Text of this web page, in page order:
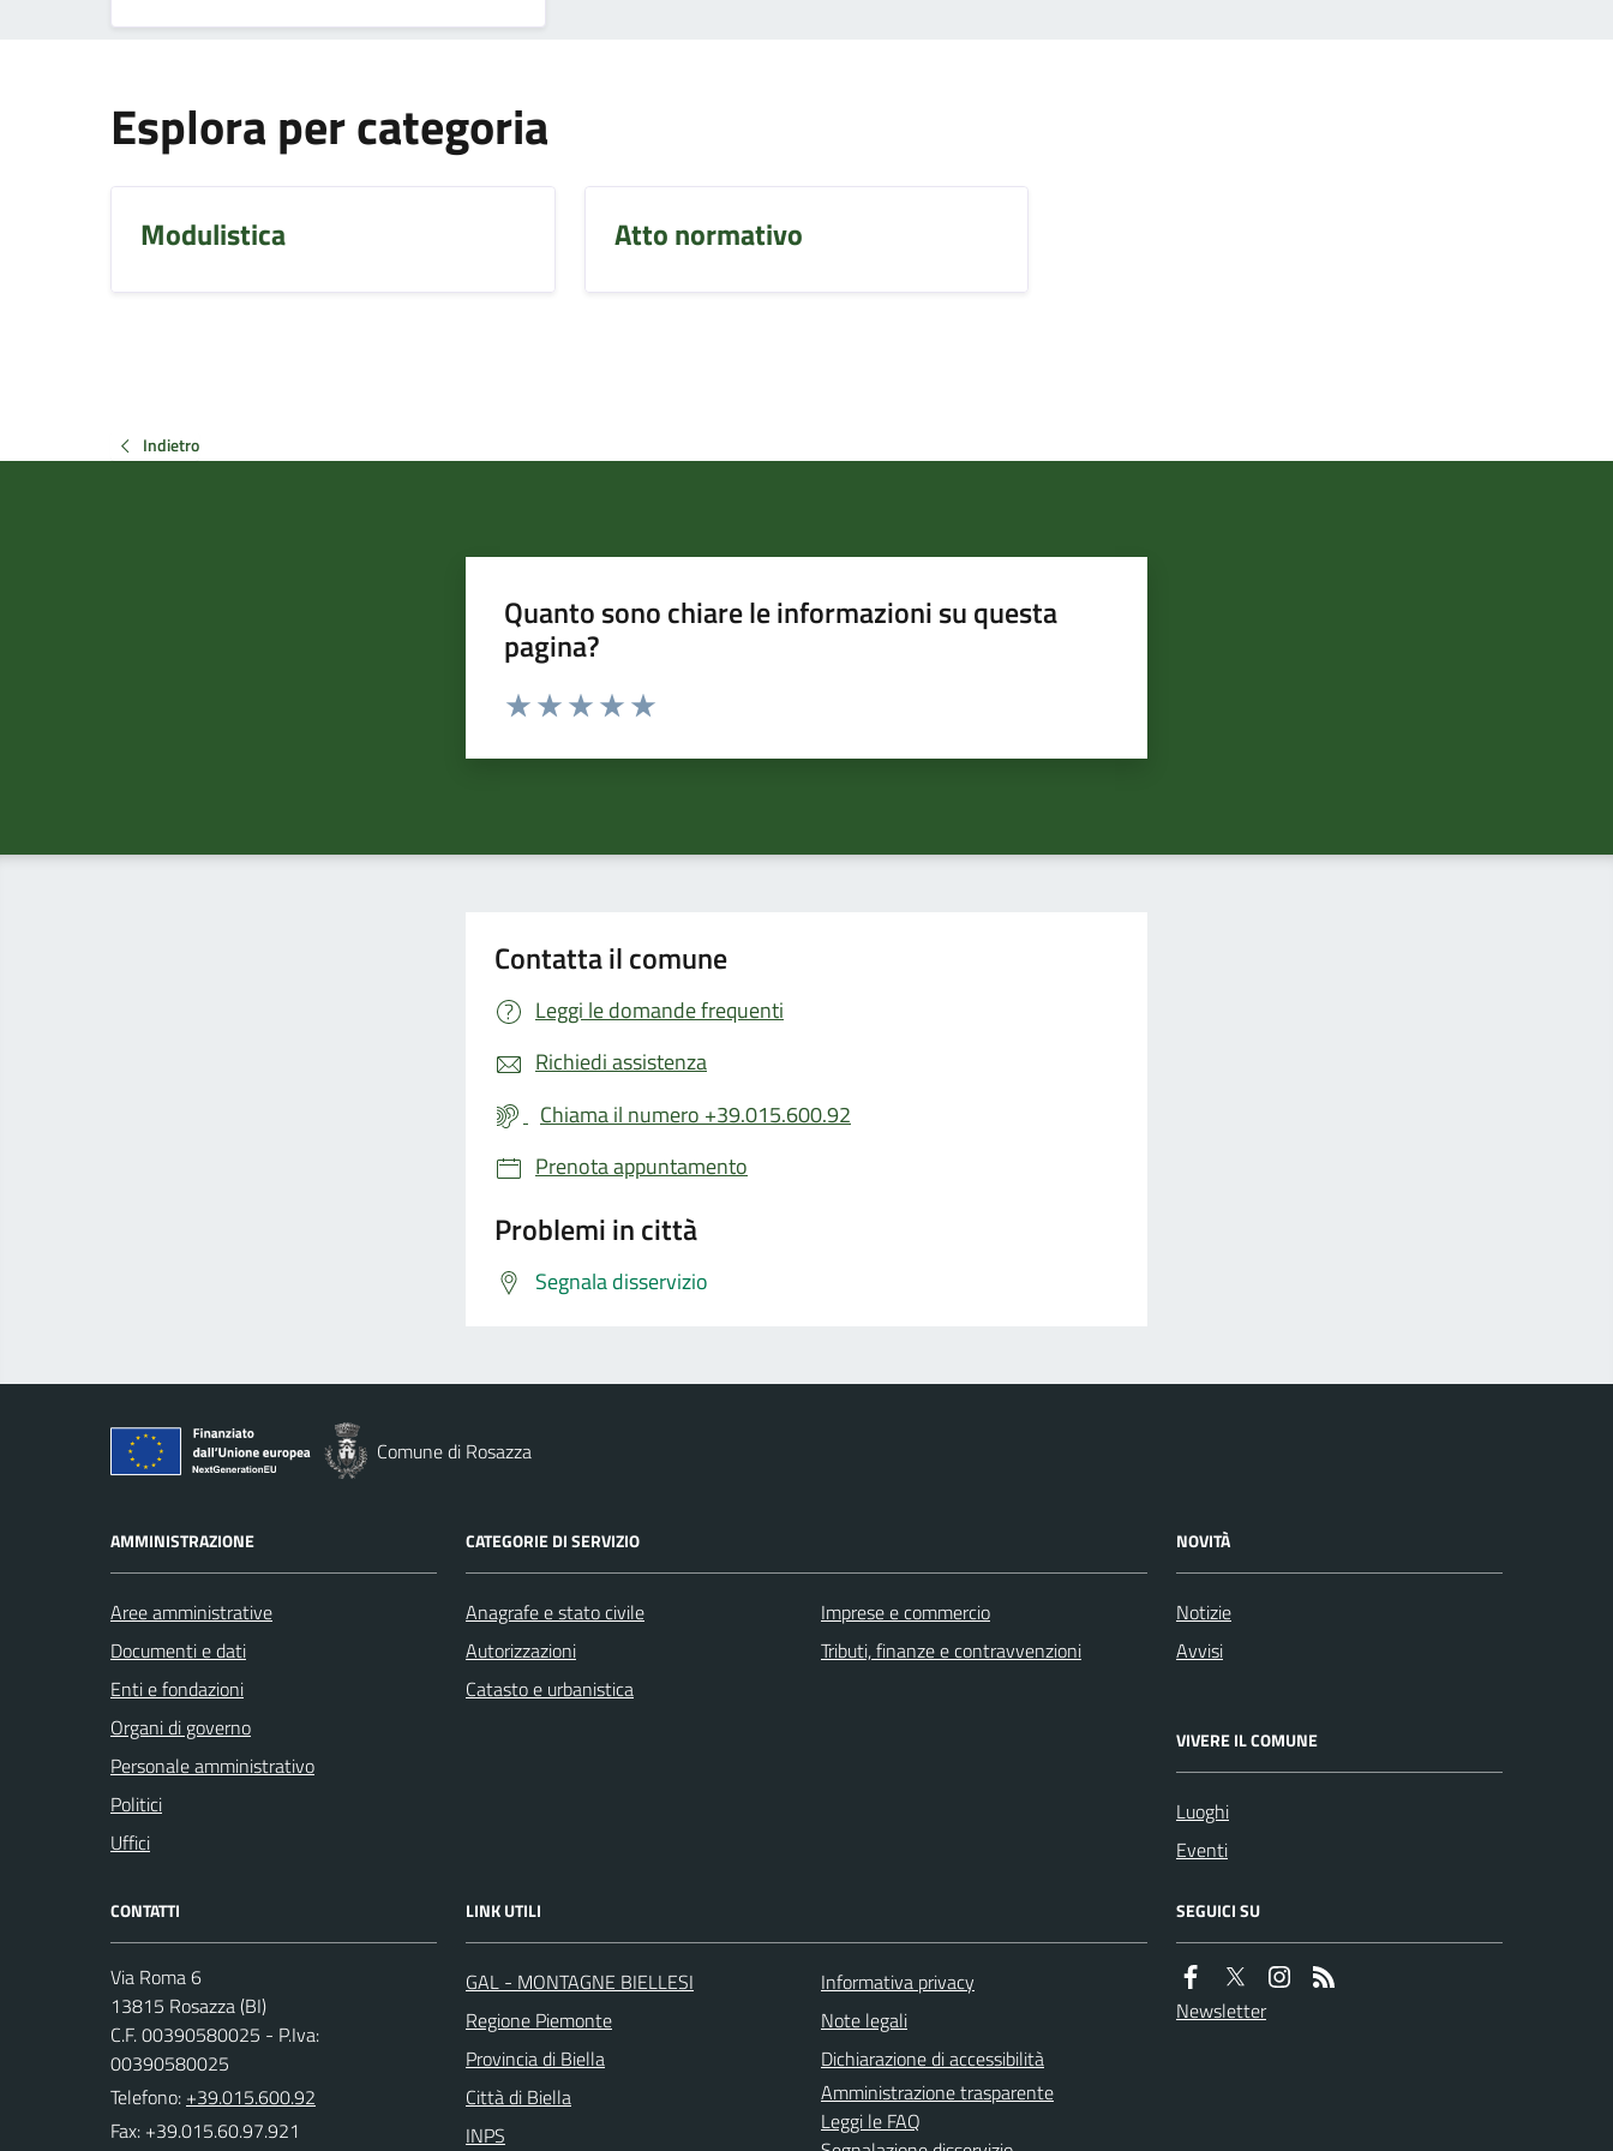
Esplora per categoria
Modulistica Atto normativo
Indietro
Quanto sono chiare le informazioni su questa
pagina?
Valuta da 1 a 5 stelle la pagina
Contatta il comune
Leggi le domande frequenti
Richiedi assistenza
Chiama il numero +39.015.600.92
Prenota appuntamento
Problemi in città
Segnala disservizio
Comune di Rosazza
AMMINISTRAZIONE
Aree amministrative
Documenti e dati
Enti e fondazioni
Organi di governo
Personale amministrativo
Politici
Uffici
CATEGORIE DI SERVIZIO
Anagrafe e stato civile
Autorizzazioni
Catasto e urbanistica
Imprese e commercio
Tributi, finanze e contravvenzioni
NOVITÀ
Notizie
Avvisi
VIVERE IL COMUNE
Luoghi
Eventi
CONTATTI
Via Roma 6
13815 Rosazza (BI)
C.F. 00390580025 - P.Iva:
00390580025
Telefono: +39.015.600.92
Fax: +39.015.60.97.921
LINK UTILI
GAL - MONTAGNE BIELLESI
Regione Piemonte
Provincia di Biella
Città di Biella
INPS
Informativa privacy
Note legali
Dichiarazione di accessibilità
Amministrazione trasparente
Leggi le FAQ
SEGUICI SU
Newsletter